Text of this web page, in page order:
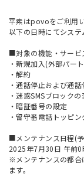
平素はpovoをご利用
以下の日時にてシステ
■対象の機能・サービ
・新規加入(外部パー
・解約
・通話停止および通
・迷惑SMSブロックの
・暗証番号の設定
・留守番電話トッピン
■メンテナンス日程(
2025年7月30日 午前
※メンテナンスの都合
ます。